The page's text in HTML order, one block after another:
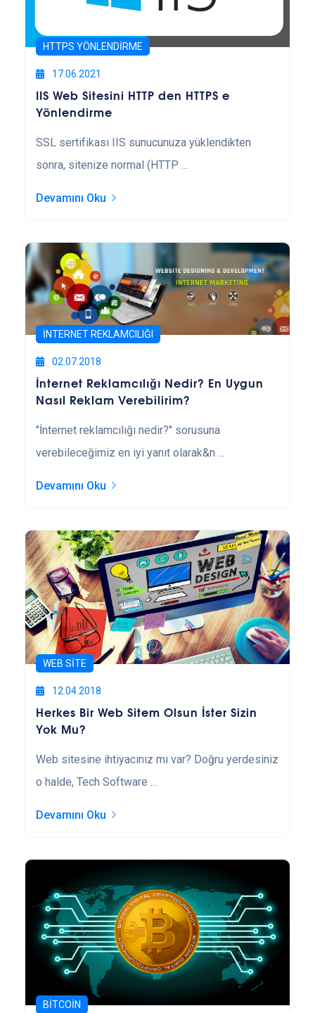
HTTPS YÖNLENDIRME
17.06.2021
IIS Web Sitesini HTTP den HTTPS e
Yönlendirme
SSL sertifikası IIS sunucunuza yüklendikten
sonra, sitenize normal (HTTP ...
Devamını Oku
İNTERNET REKLAMCILIĞI
02.07.2018
İnternet Reklamcılığı Nedir? En Uygun
Nasıl Reklam Verebilirim?
"İnternet reklamcılığı nedir?" sorusuna
verebileceğimiz en iyi yanıt olarak&n ...
Devamını Oku
WEB SITE
12.04.2018
Herkes Bir Web Sitem Olsun İster Sizin
Yok Mu?
Web sitesine ihtiyacınız mı var? Doğru yerdesiniz
o halde, Tech Software ...
Devamını Oku
BITCOIN